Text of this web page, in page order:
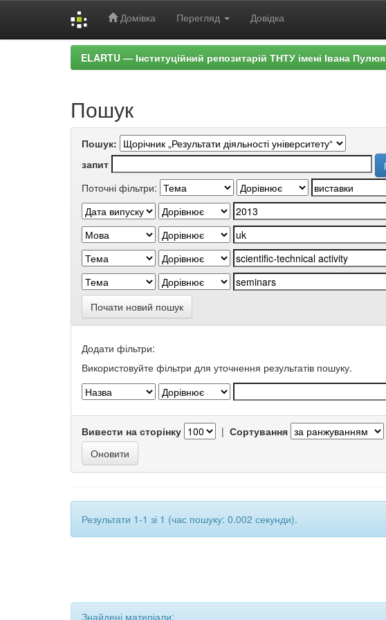
Домівка Перегляд Довідка
ELARTU — Інституційний репозитарій ТНТУ імені Івана Пулюя
Пошук
Пошук:
запит
Поточні фільтри:
Почати новий пошук
Додати фільтри:
Використовуйте фільтри для уточнення результатів пошуку.
Вивести на сторінку | Сортування
Результати 1-1 зі 1 (час пошуку: 0.002 секунди).
Знайдені матеріали: